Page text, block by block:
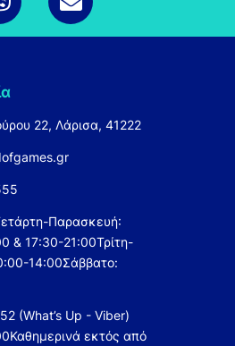
22, Λάρισα, 41222
Παρασκευή:
& 17:30-21:00Τρίτη-
14:00Σάββατο:
(What’s Up - Viber)
Καθημερινά εκτός από